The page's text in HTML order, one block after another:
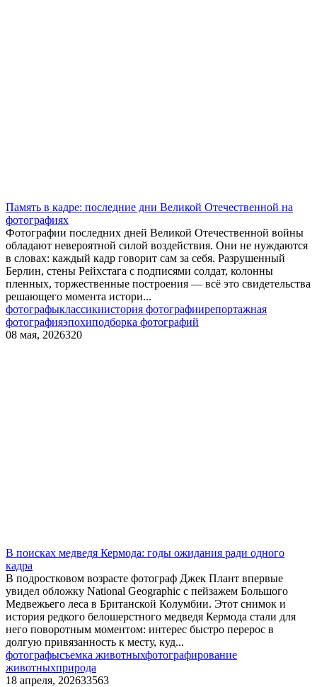
Память в кадре: последние дни Великой Отечественной на
фотографиях
Фотографии последних дней Великой Отечественной войны
обладают невероятной силой воздействия. Они не нуждаются
в словах: каждый кадр говорит сам за себя. Разрушенный
Берлин, стены Рейхстага с подписями солдат, колонны
пленных, торжественные построения — всё это свидетельства
решающего момента истори...
фотографыклассикиистория фотографиирепортажная
фотографияэпохиподборка фотографий
08 мая, 2026320
В поисках медведя Кермода: годы ожидания ради одного
кадра
В подростковом возрасте фотограф Джек Плант впервые
увидел обложку National Geographic с пейзажем Большого
Медвежьего леса в Британской Колумбии. Этот снимок и
история редкого белошерстного медведя Кермода стали для
него поворотным моментом: интерес быстро перерос в
долгую привязанность к месту, куд...
фотографысъемка животныхфотографирование
животныхприрода
18 апреля, 202633563